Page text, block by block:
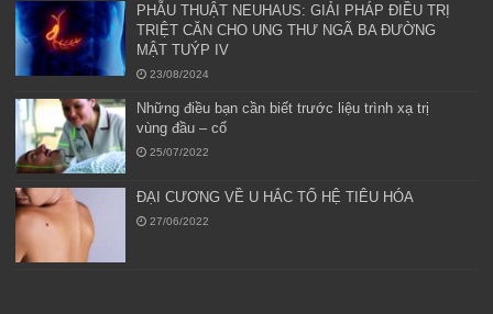
PHẪU THUẬT NEUHAUS: GIẢI PHÁP ĐIỀU TRỊ
TRIỆT CĂN CHO UNG THƯ NGÃ BA ĐƯỜNG
MẬT TUÝP IV
23/08/2024
Những điều bạn cần biết trước liệu trình xạ trị
vùng đầu – cổ
25/07/2022
ĐẠI CƯƠNG VỀ U HẮC TỐ HỆ TIÊU HÓA
27/06/2022